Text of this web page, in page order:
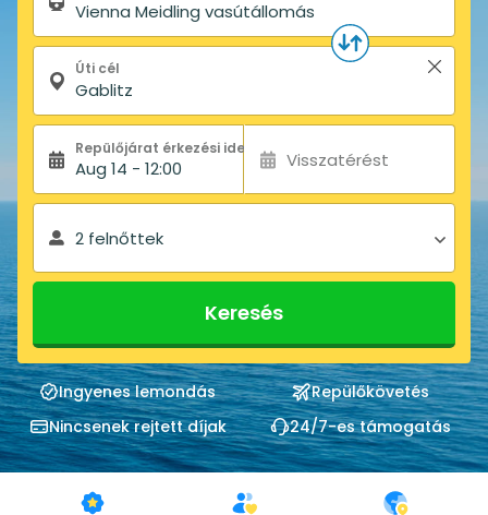
Úti cél
Aug 14 - 12:00 Visszatérést
2 felnőttek
Keresés
Ingyenes lemondás
Repülőkövetés
Nincsenek rejtett díjak
24/7-es támogatás